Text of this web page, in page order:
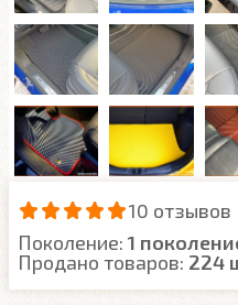
10 отзывов
Поколение: 1
Продано товаров: 224